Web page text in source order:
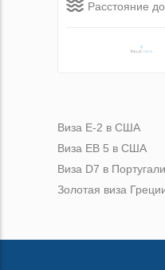
Расстояние
Виза Е-2 в США
Виза ЕВ 5 в США
Виза D7 в
Золотая виза